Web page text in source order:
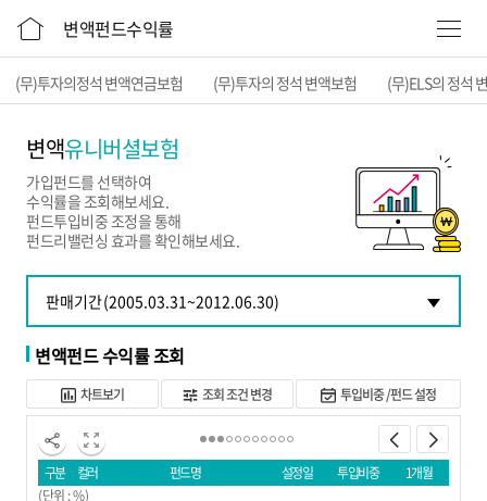
변액펀드수익률
(무)투자의정석 변액연금보험 (무)투자의 정석 변액보험 (무)ELS의 정석
변액유니버셜보험
가입펀드를 선택하여
수익률을 조회해보세요.
펀드투입비중 조정을 통해
펀드리밸런싱 효과를 확인해보세요.
변액펀드 수익률 조회
차트보기 조회 조건 변경 투입비중 /펀드 설정
구분 컬러 펀드명 설정일 투입비중
1개월
(단위 : %)